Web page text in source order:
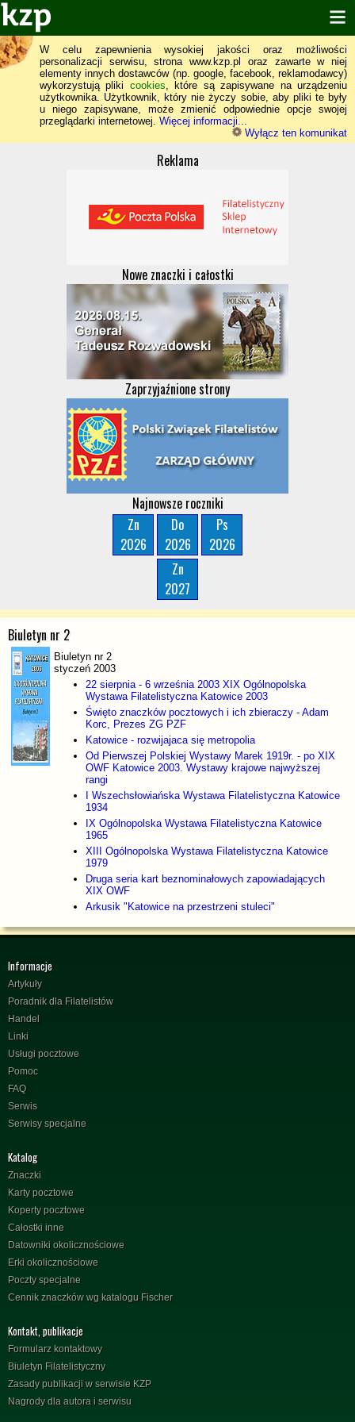
W celu zapewnienia wysokiej jakości oraz możliwości
personalizacji serwisu, strona www.kzp.pl oraz zawarte w niej
elementy innych dostawców (np. google, facebook, reklamodawcy)
wykorzystują pliki cookies, które są zapisywane na urządzeniu
użytkownika. Użytkownik, który nie życzy sobie, aby pliki te były
u niego zapisywane, może zmienić odpowiednie opcje swojej
przeglądarki internetowej. Więcej informacji...
Wyłącz ten komunikat
Reklama
Nowe znaczki i całostki
Zaprzyjaźnione strony
Najnowsze roczniki
Zn
2026
Do
2026
Ps
2026
Zn
2027
Biuletyn nr 2
Biuletyn nr 2
styczeń 2003
22 sierpnia - 6 września 2003 XIX Ogólnopolska
Wystawa Filatelistyczna Katowice 2003
Święto znaczków pocztowych i ich zbieraczy - Adam
Korc, Prezes ZG PZF
Katowice - rozwijajaca się metropolia
Od Pierwszej Polskiej Wystawy Marek 1919r. - po XIX
OWF Katowice 2003. Wystawy krajowe najwyższej
rangi
I Wszechsłowiańska Wystawa Filatelistyczna Katowice
1934
IX Ogólnopolska Wystawa Filatelistyczna Katowice
1965
XIII Ogólnopolska Wystawa Filatelistyczna Katowice
1979
Druga seria kart beznominałowych zapowiadających
XIX OWF
Arkusik "Katowice na przestrzeni stuleci"
Informacje
Artykuły
Poradnik dla Filatelistów
Handel
Linki
Usługi pocztowe
Pomoc
FAQ
Serwis
Serwisy specjalne
Katalog
Znaczki
Karty pocztowe
Koperty pocztowe
Całostki inne
Datowniki okolicznościowe
Erki okolicznościowe
Poczty specjalne
Cennik znaczków wg katalogu Fischer
Kontakt, publikacje
Formularz kontaktowy
Biuletyn Filatelistyczny
Zasady publikacji w serwisie KZP
Nagrody dla autora i serwisu